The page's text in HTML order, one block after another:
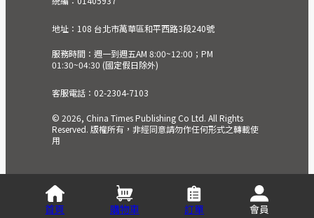
地址：108 台北市萬華區和平西路3段240號
服務時間：週一到週五AM 8:00~12:00；PM
01:30~04:30 (國定假日除外)
客服電話：02-2304-7103
© 2026, China Times Publishing Co Ltd. All Rights
Reserved. 版權所有，非經同意請勿作任何形式之轉載使
用
首頁 購物車 訂單 會員